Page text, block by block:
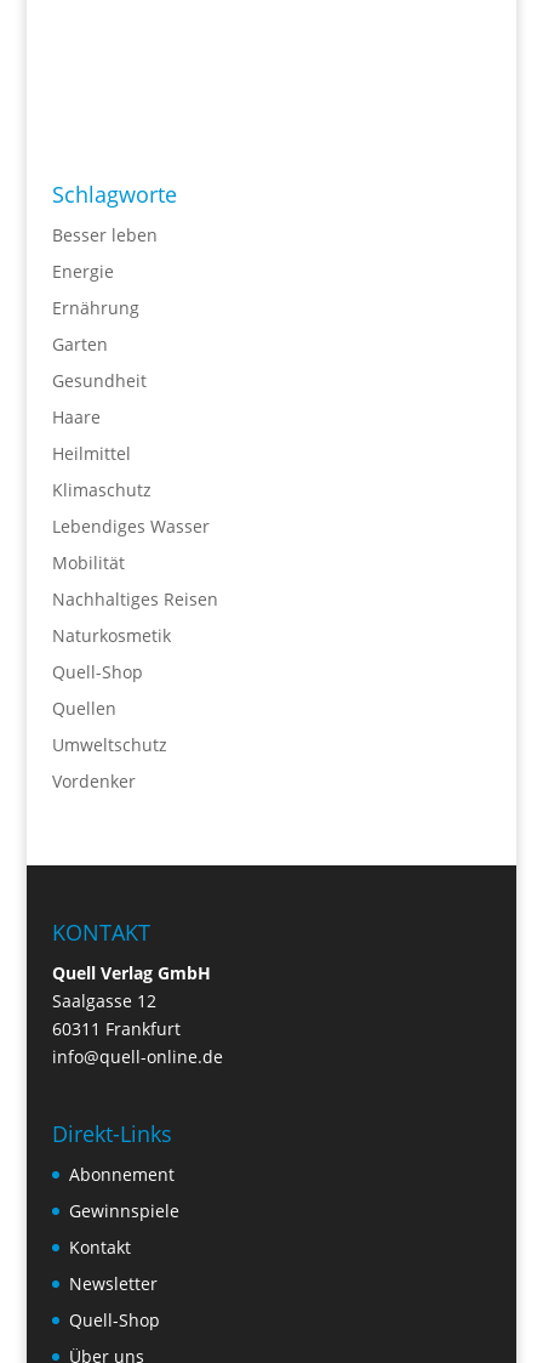
Schlagworte
Besser leben
Energie
Ernährung
Garten
Gesundheit
Haare
Heilmittel
Klimaschutz
Lebendiges Wasser
Mobilität
Nachhaltiges Reisen
Naturkosmetik
Quell-Shop
Quellen
Umweltschutz
Vordenker
KONTAKT
Quell Verlag GmbH
Saalgasse 12
60311 Frankfurt
info@quell-online.de
Direkt-Links
Abonnement
Gewinnspiele
Kontakt
Newsletter
Quell-Shop
Über uns